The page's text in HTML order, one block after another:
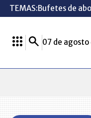
TEMAS:Bufetes de
07 de agosto